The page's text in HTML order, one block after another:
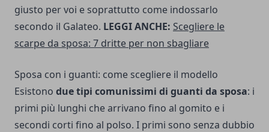
giusto per voi e soprattutto come indossarlo
secondo il Galateo. LEGGI ANCHE: Scegliere le
scarpe da sposa: 7 dritte per non sbagliare
Sposa con i guanti: come scegliere il modello
Esistono due tipi comunissimi di guanti da sposa: i
primi più lunghi che arrivano fino al gomito e i
secondi corti fino al polso. I primi sono senza dubbio